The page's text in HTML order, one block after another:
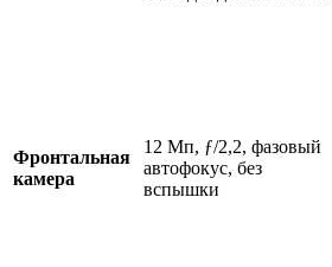
Фронтальная
камера
12 Мп, ƒ/2,2, фазовый
автофокус, без
вспышки